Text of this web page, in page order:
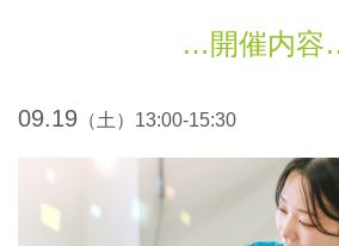
開催内容
09.19 （土）13:00-15:30